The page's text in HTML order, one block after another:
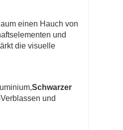
einen Hauch von
und
die visuelle
Schwarzer
und